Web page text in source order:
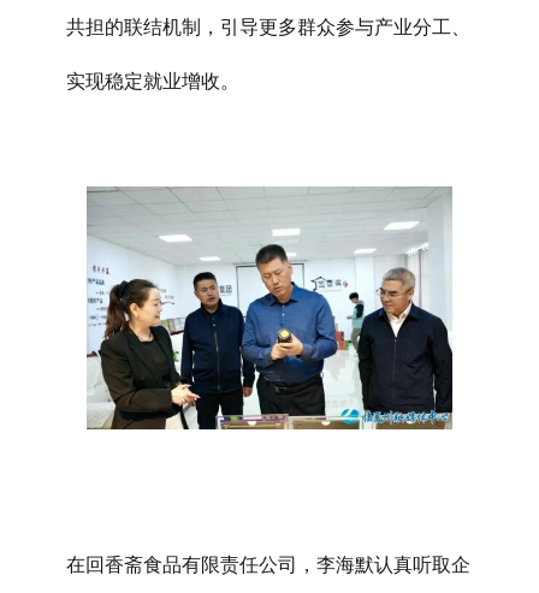
共担的联结机制，引导更多群众参与产业分工、
实现稳定就业增收。
在回香斋食品有限责任公司，李海默认真听取企